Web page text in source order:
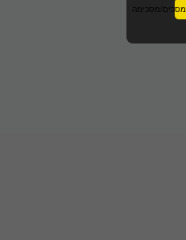
מסכים/מסכימה